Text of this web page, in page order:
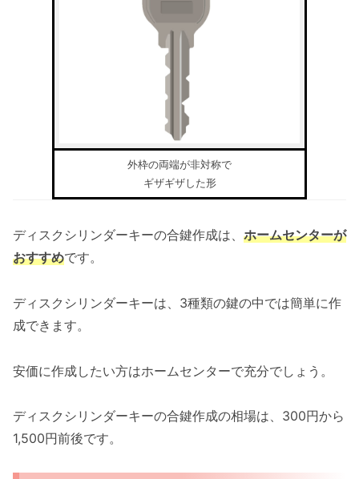
外枠の両端が非対称で
ギザギザした形
ディスクシリンダーキーの合鍵作成は、 ホームセンターが
おすすめです。
ディスクシリンダーキーは、3種類の鍵の中では簡単に作
成できます。
安価に作成したい方はホームセンターで充分でしょう。
ディスクシリンダーキーの合鍵作成の相場は、300円から
1,500円前後です。